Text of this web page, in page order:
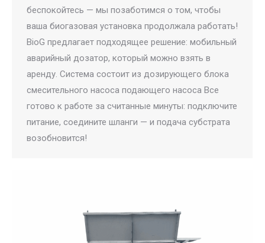
беспокойтесь — мы позаботимся о том, чтобы
ваша биогазовая установка продолжала работать!
BioG предлагает подходящее решение: мобильный
аварийный дозатор, который можно взять в
аренду. Система состоит из дозирующего блока
смесительного насоса подающего насоса Все
готово к работе за считанные минуты: подключите
питание, соедините шланги — и подача субстрата
возобновится!